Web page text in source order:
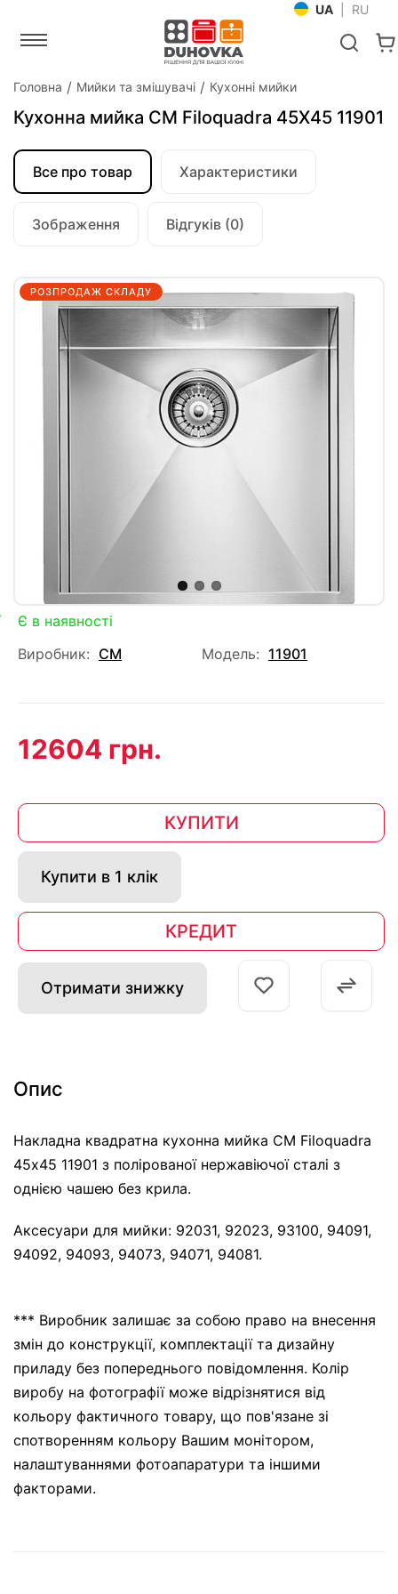
UA RU
Головна Мийки та змішувачі Кухонні мийки
Кухонна мийка CM Filoquadra 45Х45 11901
Все про товар Характеристики
Зображення Відгуків (0)
РОЗПРОДАЖ СКЛАДУ
Є в наявності
Виробник: CM Модель: 11901
12604 грн.
КУПИТИ
Купити в 1 клік
КРЕДИТ
Отримати знижку
Опис
Накладна квадратна кухонна мийка CM Filoquadra
45х45 11901 з полірованої нержавіючої сталі з
однією чашею без крила.
Аксесуари для мийки: 92031, 92023, 93100, 94091,
94092, 94093, 94073, 94071, 94081.
*** Виробник залишає за собою право на внесення
змін до конструкції, комплектації та дизайну
приладу без попереднього повідомлення. Колір
виробу на фотографії може відрізнятися від
кольору фактичного товару, що пов'язане зі
спотворенням кольору Вашим монітором,
налаштуваннями фотоапаратури та іншими
факторами.